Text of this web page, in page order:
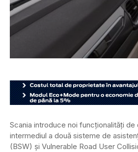
Scania introduce noi funcționalități
intermediul a două sisteme de
(BSW) și Vulnerable Road User